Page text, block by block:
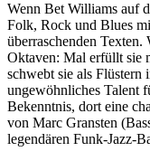
Wenn Bet Williams auf
Folk, Rock und Blues
überraschenden
Oktaven: Mal erfüllt sie
schwebt sie als
ungewöhnliches Talent
Bekenntnis, dort eine
von Marc Gransten
legendären Funk-Jazz-